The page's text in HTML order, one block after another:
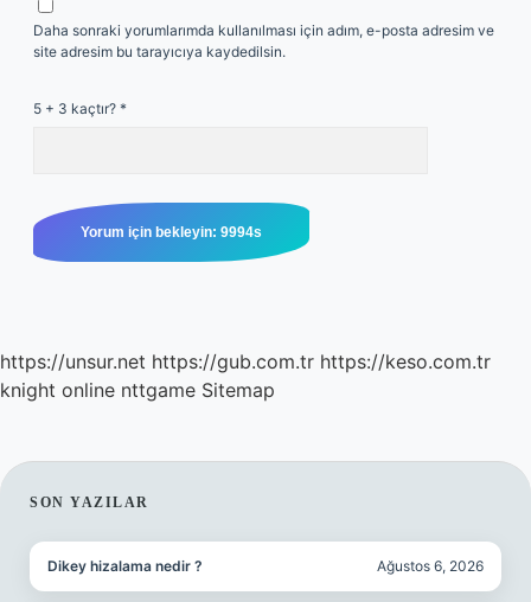
Daha sonraki yorumlarımda kullanılması için adım, e-posta adresim ve
site adresim bu tarayıcıya kaydedilsin.
5 + 3 kaçtır? *
https://unsur.net https://gub.com.tr https://keso.com.tr
knight online nttgame Sitemap
SIDEBAR
SON YAZILAR
Dikey hizalama nedir ? Ağustos 6, 2026